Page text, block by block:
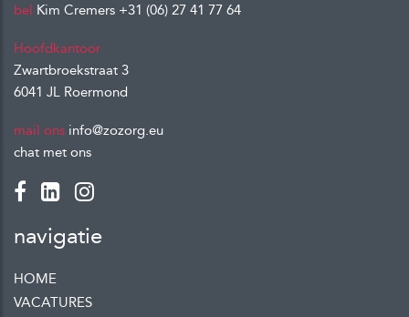
bel Kim Cremers +31 (06) 27 41 77 64
Hoofdkantoor
Zwartbroekstraat 3
6041 JL Roermond
mail ons info@zozorg.eu
chat met ons
navigatie
HOME
VACATURES